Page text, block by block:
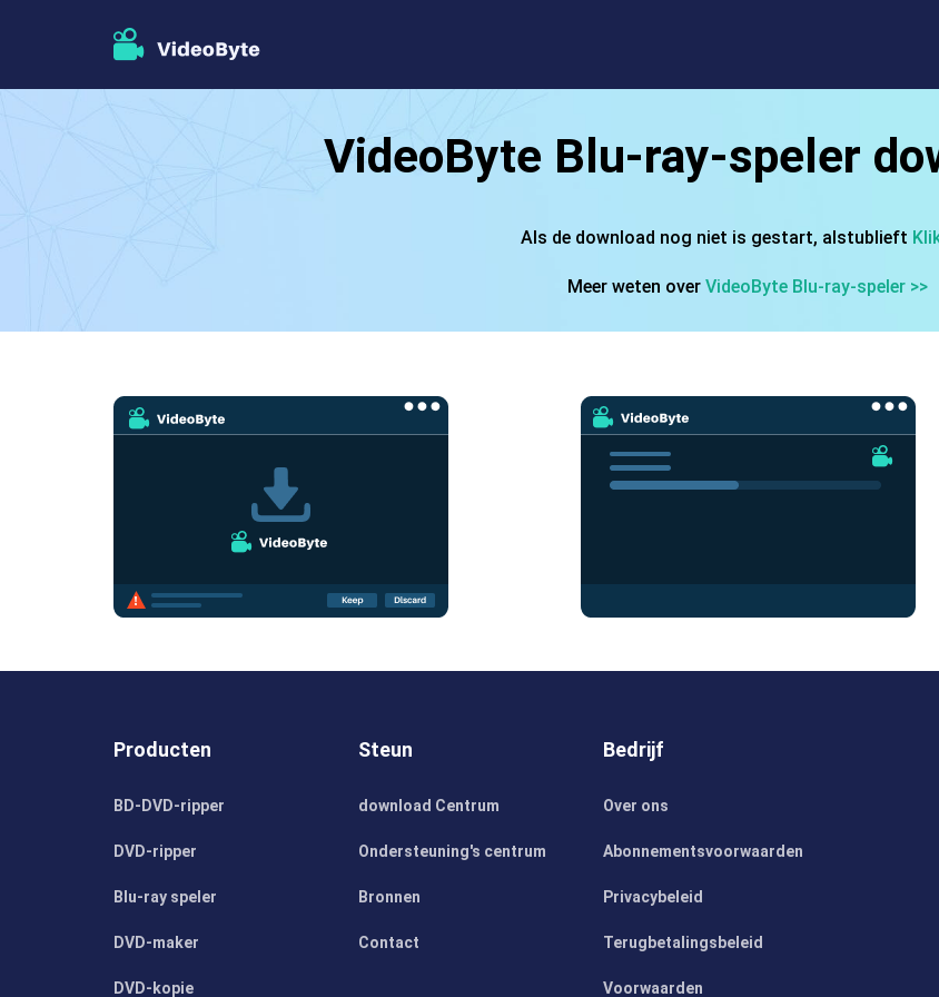
VideoByte Blu-ray-speler
Als de download nog niet is gestart, alstublieft
Meer weten over VideoByte Blu-ray-speler >>
Producten
BD-DVD-ripper
DVD-ripper
Blu-ray speler
DVD-maker
DVD-kopie
Steun
download Centrum
Ondersteuning's centrum
Bronnen
Contact
Bedrijf
Over ons
Abonnementsvoorwaarden
Privacybeleid
Terugbetalingsbeleid
Voorwaarden